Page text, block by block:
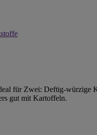
für Zwei: Deftig-
gut mit Kartoffeln.